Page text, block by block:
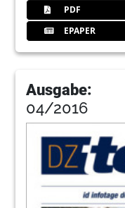
PDF
EPAPER
Ausgabe:
04/2016